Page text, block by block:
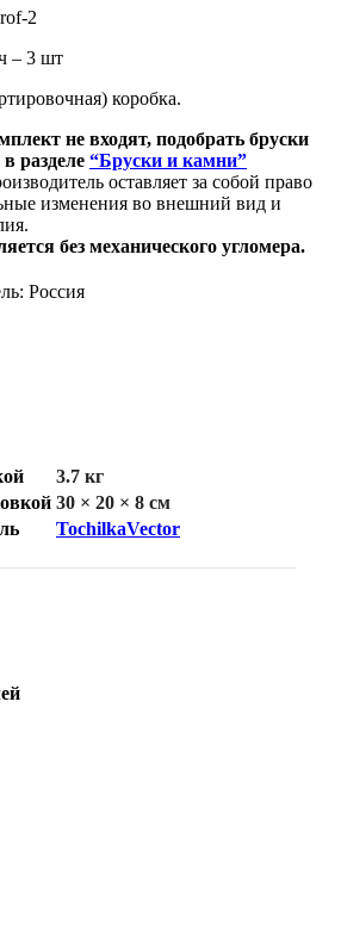
2
– 3 шт
коробка.
не входят, подобрать бруски
разделе “Бруски и камни”
оставляет за собой право
изменения во внешний вид и
без механического угломера.
Россия
3.7 кг
30 × 20 × 8 см
TochilkaVector